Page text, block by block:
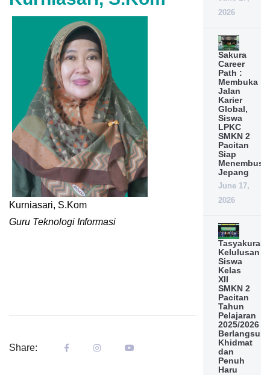
Kurniasari, S.Kom
Guru Teknologi Informasi
Share:
2026
Sakura
Career
Path :
Membuka
Jalan
Karier
Global,
Siswa
LPKC
SMKN 2
Pacitan
Siap
Menembus
Jepang
June 17,
2026
Tasyakuran
Kelulusan
Siswa
Kelas
XII
SMKN 2
Pacitan
Tahun
Pelajaran
2025/2026
Khidmat
dan
Penuh
Haru